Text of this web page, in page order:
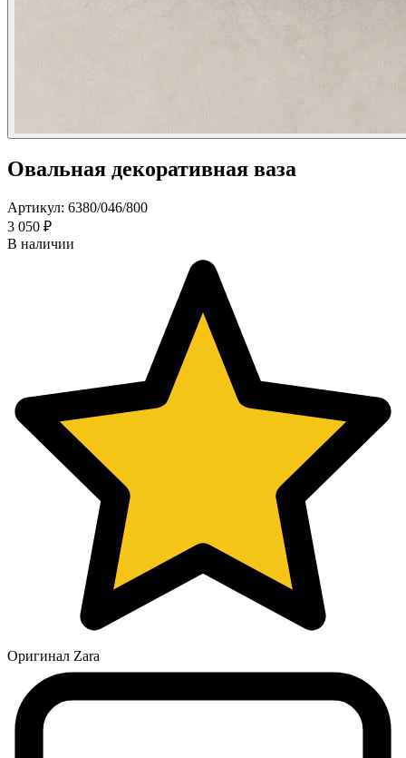
Овальная декоративная ваза
Артикул: 6380/046/800
3 050 ₽
В наличии
Оригинал Zara